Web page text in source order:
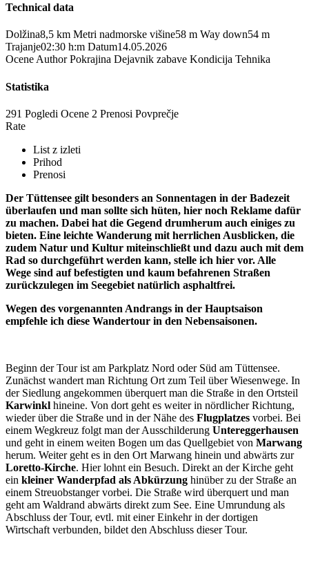
Technical data
Dolžina8,5 km Metri nadmorske višine58 m Way down54 m
Trajanje02:30 h:m Datum14.05.2026
Ocene Author Pokrajina Dejavnik zabave Kondicija Tehnika
Statistika
291 Pogledi Ocene 2 Prenosi Povprečje
Rate
List z izleti
Prihod
Prenosi
Der Tüttensee gilt besonders an Sonnentagen in der Badezeit
überlaufen und man sollte sich hüten, hier noch Reklame dafür
zu machen. Dabei hat die Gegend drumherum auch einiges zu
bieten. Eine leichte Wanderung mit herrlichen Ausblicken, die
zudem Natur und Kultur miteinschließt und dazu auch mit dem
Rad so durchgeführt werden kann, stelle ich hier vor. Alle
Wege sind auf befestigten und kaum befahrenen Straßen
zurückzulegen im Seegebiet natürlich asphaltfrei.
Wegen des vorgenannten Andrangs in der Hauptsaison
empfehle ich diese Wandertour in den Nebensaisonen.
Beginn der Tour ist am Parkplatz Nord oder Süd am Tüttensee.
Zunächst wandert man Richtung Ort zum Teil über Wiesenwege. In
der Siedlung angekommen überquert man die Straße in den Ortsteil
Karwinkl hineine. Von dort geht es weiter in nördlicher Richtung,
wieder über die Straße und in der Nähe des Flugplatzes vorbei. Bei
einem Wegkreuz folgt man der Ausschilderung Untereggerhausen
und geht in einem weiten Bogen um das Quellgebiet von Marwang
herum. Weiter geht es in den Ort Marwang hinein und abwärts zur
Loretto-Kirche. Hier lohnt ein Besuch. Direkt an der Kirche geht
ein kleiner Wanderpfad als Abkürzung hinüber zu der Straße an
einem Streuobstanger vorbei. Die Straße wird überquert und man
geht am Waldrand abwärts direkt zum See. Eine Umrundung als
Abschluss der Tour, evtl. mit einer Einkehr in der dortigen
Wirtschaft verbunden, bildet den Abschluss dieser Tour.